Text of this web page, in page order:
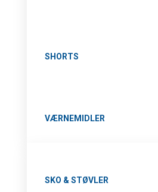
SHORTS
VÆRNEMIDLER
SKO & STØVLER